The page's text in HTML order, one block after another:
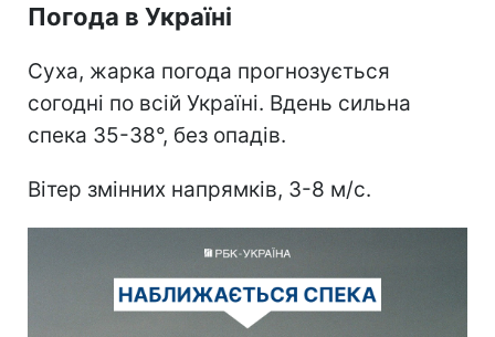
Погода в Україні
Суха, жарка погода прогнозується
согодні по всій Україні. Вдень сильна
спека 35-38°, без опадів.
Вітер змінних напрямків, 3-8 м/с.